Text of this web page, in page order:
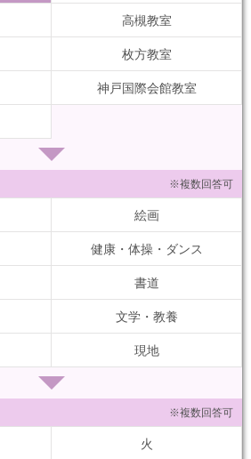
高槻教室
枚方教室
神戸国際会館教室
※複数回答可
絵画
健康・体操・ダンス
書道
文学・教養
現地
※複数回答可
火